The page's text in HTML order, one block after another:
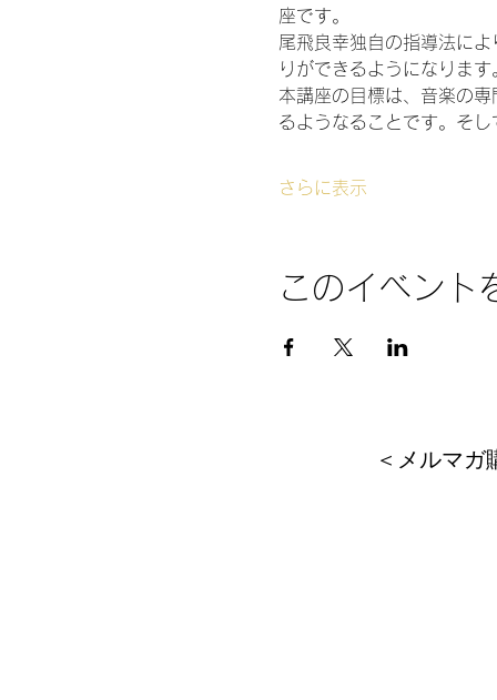
座です。
尾飛良幸独自の指導法に
りができるようになります
本講座の目標は、音楽の
るようなることです。そ
さらに表示
このイベント
＜メルマ